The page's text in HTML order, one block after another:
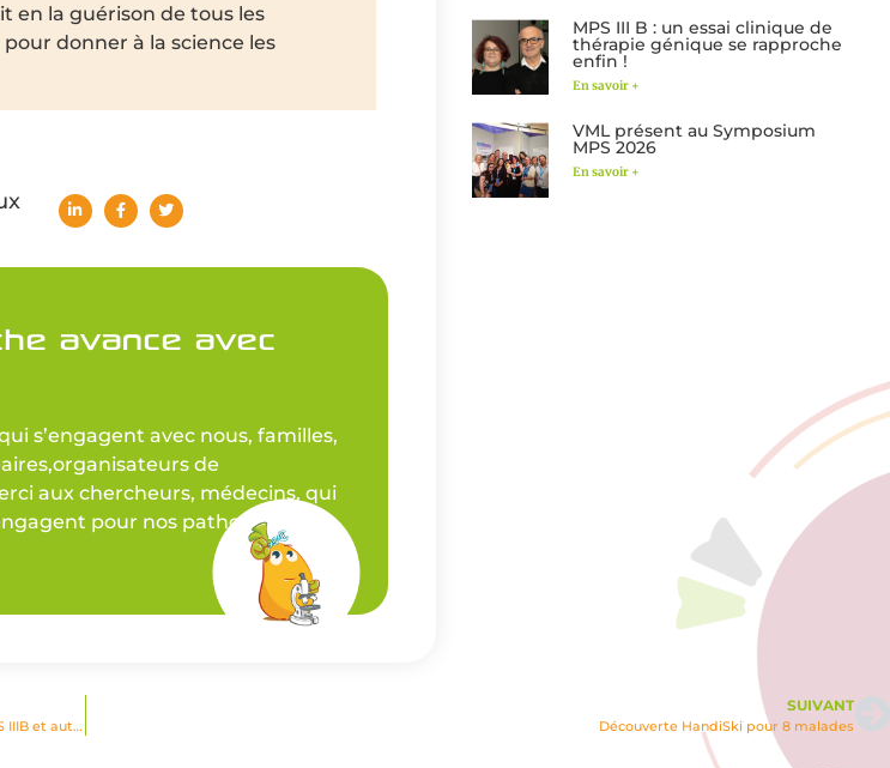
en la guérison de tous les
donner à la science les
avance avec
s’engagent avec nous, familles,
de
aux chercheurs, médecins, qui
pour nos pathologies
MPS III B : un essai clinique de
thérapie génique se rapproche
enfin !
En savoir +
VML présent au Symposium
MPS 2026
En savoir +
Recherche : une année 2025 décisive pour un traitement efficace dans la maladie de Sanfilippo – MPS IIIB et autres maladies lysosomales
SUIVANT
Découverte HandiSki pour 8 malades